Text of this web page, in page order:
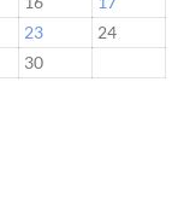
23
24
30